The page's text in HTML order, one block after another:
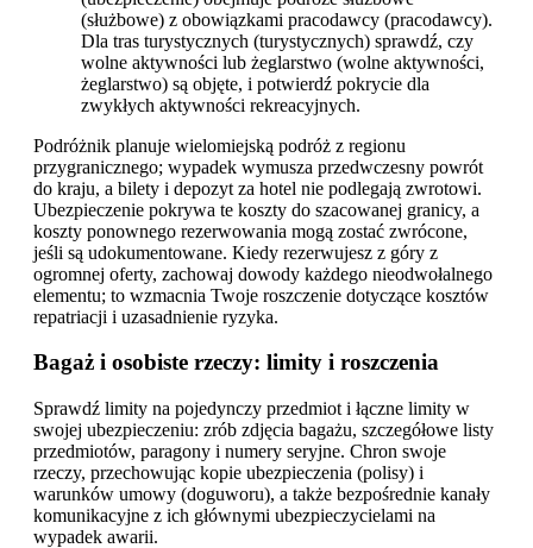
(służbowe) z obowiązkami pracodawcy (pracodawcy).
Dla tras turystycznych (turystycznych) sprawdź, czy
wolne aktywności lub żeglarstwo (wolne aktywności,
żeglarstwo) są objęte, i potwierdź pokrycie dla
zwykłych aktywności rekreacyjnych.
Podróżnik planuje wielomiejską podróż z regionu
przygranicznego; wypadek wymusza przedwczesny powrót
do kraju, a bilety i depozyt za hotel nie podlegają zwrotowi.
Ubezpieczenie pokrywa te koszty do szacowanej granicy, a
koszty ponownego rezerwowania mogą zostać zwrócone,
jeśli są udokumentowane. Kiedy rezerwujesz z góry z
ogromnej oferty, zachowaj dowody każdego nieodwołalnego
elementu; to wzmacnia Twoje roszczenie dotyczące kosztów
repatriacji i uzasadnienie ryzyka.
Bagaż i osobiste rzeczy: limity i roszczenia
Sprawdź limity na pojedynczy przedmiot i łączne limity w
swojej ubezpieczeniu: zrób zdjęcia bagażu, szczegółowe listy
przedmiotów, paragony i numery seryjne. Chron swoje
rzeczy, przechowując kopie ubezpieczenia (polisy) i
warunków umowy (doguworu), a także bezpośrednie kanały
komunikacyjne z ich głównymi ubezpieczycielami na
wypadek awarii.